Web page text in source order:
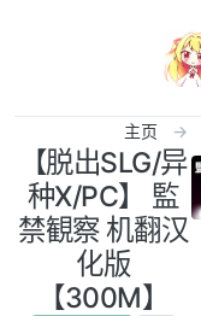
主页
【脱出SLG/异
种X/PC】 監
禁観察 机翻汉
化版
【300M】